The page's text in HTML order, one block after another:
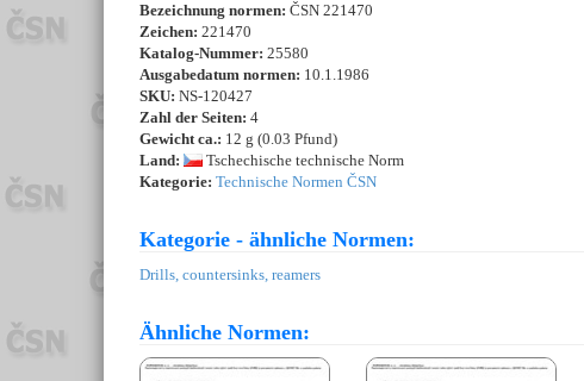
Bezeichnung normen: ČSN 221470
Zeichen: 221470
Katalog-Nummer: 25580
Ausgabedatum normen: 10.1.1986
SKU: NS-120427
Zahl der Seiten: 4
Gewicht ca.: 12 g (0.03 Pfund)
Land:
Tschechische technische Norm
Kategorie: Technische Normen ČSN
Kategorie - ähnliche Normen:
Drills, countersinks, reamers
Ähnliche Normen: